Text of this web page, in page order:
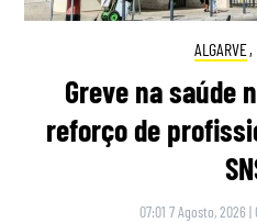
ALGARVE,
Greve na saúde
reforço de
07:01 7 Agosto, 2026 |